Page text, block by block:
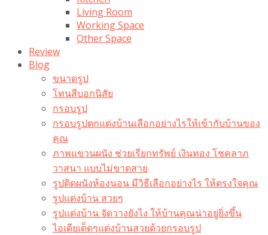
Living Room
Working Space
Other Space
Review
Blog
ขนาดรูป
โทนสีบอกนิสัย
กรอบรูป
กรอบรูปตกแต่งบ้านเลือกอย่างไรให้เข้ากับบ้านของ
คุณ
ภาพแขวนผนัง ช่วยเรียกทรัพย์ เงินทอง โชคลาภ
วาสนา แบบไม่ขาดสาย
รูปติดผนังห้องนอน มีวิธีเลือกอย่างไร ให้ตรงใจคุณ
รูปแต่งบ้าน สวยๆ
รูปแต่งบ้าน จัดวางยังไง ให้บ้านคุณน่าอยู่ยิ่งขึ้น
ไอเดียเด็ดๆแต่งบ้านสวยด้วยกรอบรูป